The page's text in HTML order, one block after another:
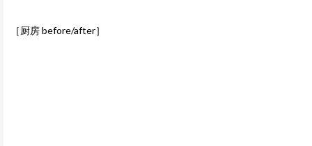
［厨房 before/after］